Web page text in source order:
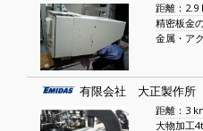
距離：2.9
精密板金
金属・ア
有限会社 大正製作所
距離：3
大物加工